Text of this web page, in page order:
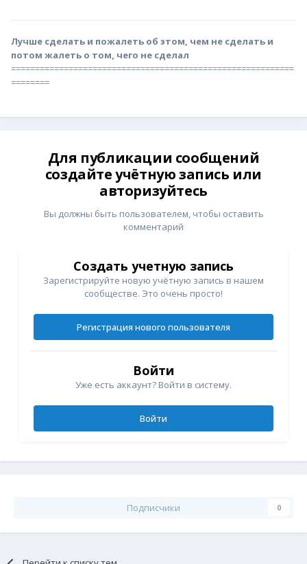
Лучше сделать и пожалеть об этом, чем не сделать и
потом жалеть о том, чего не сделал
===========================================================
========
Для публикации сообщений
создайте учётную запись или
авторизуйтесь
Вы должны быть пользователем, чтобы оставить
комментарий
Создать учетную запись
Зарегистрируйте новую учётную запись в нашем
сообществе. Это очень просто!
Регистрация нового пользователя
Войти
Уже есть аккаунт? Войти в систему.
Войти
Подписчики 0